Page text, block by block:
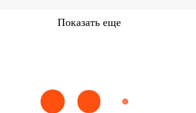
Показать еще
Эпидемиология